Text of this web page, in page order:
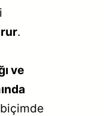
.
ve
biçimde